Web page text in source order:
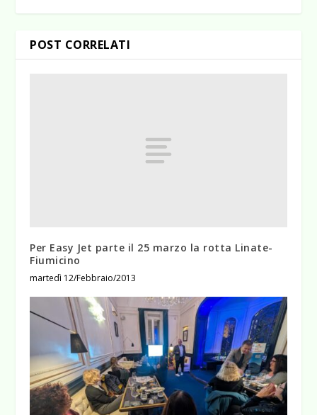
POST CORRELATI
Per Easy Jet parte il 25 marzo la rotta Linate-
Fiumicino
martedì 12/Febbraio/2013